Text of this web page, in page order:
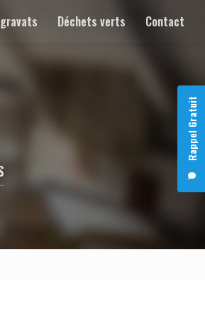
Rappel Gratuit
Déchets verts Contact